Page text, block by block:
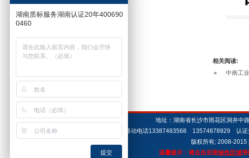
相关阅读:
中南工
地址：湖南省长沙市雨花区洞井
移动电话13387483568 13574878929 认证
版权所有; 2008-2015
温馨提示：请点击后面绿色区域用
湖南质标服务湖南认证20年400690
0460
提交